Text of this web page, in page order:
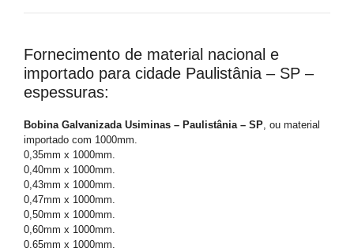
Fornecimento de material nacional e
importado para cidade Paulistânia – SP –
espessuras:
Bobina Galvanizada Usiminas – Paulistânia – SP , ou material
importado com 1000mm.
0,35mm x 1000mm.
0,40mm x 1000mm.
0,43mm x 1000mm.
0,47mm x 1000mm.
0,50mm x 1000mm.
0,60mm x 1000mm.
0,65mm x 1000mm.